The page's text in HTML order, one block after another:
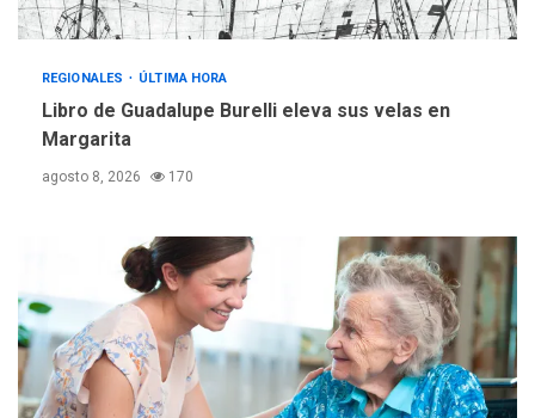
4
REGIONALES ÚLTIMA HORA
«Juan Bautista Arismendi» a
la altura de Macho Muerto
trabajan en diplomado para
creación y manejo de
estadísticas de turismo
REGIONALES ÚLTIMA HORA
Libro de Guadalupe Burelli eleva sus velas en
Margarita
agosto 8, 2026 170